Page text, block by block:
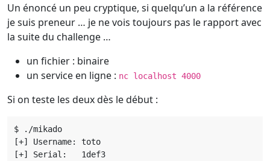
Un énoncé un peu cryptique, si quelqu’un a la référence
je suis preneur … je ne vois toujours pas le rapport avec
la suite du challenge …
un fichier : binaire
un service en ligne : nc localhost 4000
Si on teste les deux dès le début :
$ ./mikado
[+] Username: toto
[+] Serial:   1def3